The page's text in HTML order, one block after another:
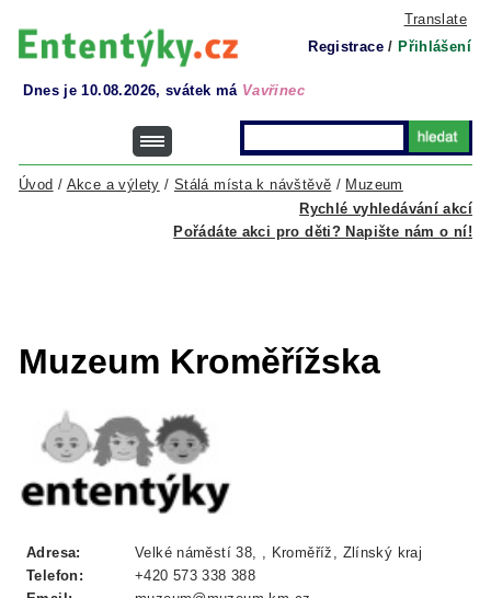
Translate
Registrace / Přihlášení
Dnes je 10.08.2026, svátek má Vavřinec
Rychlé vyhledávání akcí
Úvod / Akce a výlety / Stálá místa k návštěvě / Muzeum
Pořádáte akci pro děti? Napište nám o ní!
Muzeum Kroměřížska
Adresa:
Velké náměstí 38, , Kroměříž, Zlínský kraj
Telefon:
+420 573 338 388